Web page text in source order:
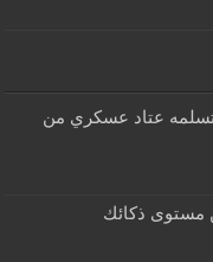
تسلمه عتاد عسكري من
مستوى ذكائك